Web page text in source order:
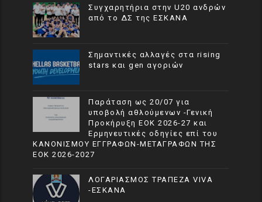
Συγχαρητήρια στην U20 ανδρών
από το ΔΣ της ΕΣΚΑΝΑ
Σημαντικές αλλαγές στα rising
stars και gen αγοριών
Παράταση ως 20/07 για
υποβολή αθλούμενων -Γενική
Προκήρυξη ΕΟΚ 2026-27 και
Ερμηνευτικές οδηγίες επί του
ΚΑΝΟΝΙΣΜΟΥ ΕΓΓΡΑΦΩΝ-ΜΕΤΑΓΡΑΦΩΝ ΤΗΣ
ΕΟΚ 2026-2027
ΛΟΓΑΡΙΑΣΜΟΣ ΤΡΑΠΕΖΑ VIVA
-ΕΣΚΑΝΑ